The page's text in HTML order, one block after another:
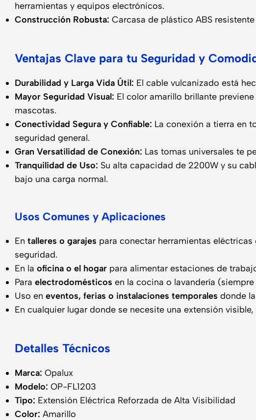
herramientas y equipos electrónicos.
Construcción Robusta: Carcasa de plástico ABS
Ventajas Clave para tu Seguridad y
Durabilidad y Larga Vida Útil: El cable vulcanizado está
Mayor Seguridad Visual: El color amarillo brillante
mascotas.
Conectividad Segura y Confiable: La conexión a tierra en
seguridad general.
Gran Versatilidad de Conexión: Las tomas universales te
Tranquilidad de Uso: Su alta capacidad de 2200W y su
bajo una carga normal.
Usos Comunes y Aplicaciones
En talleres o garajes para conectar herramientas
seguridad.
En la oficina o el hogar para alimentar estaciones de
Para electrodomésticos en la cocina o lavandería
Uso en eventos, ferias o instalaciones temporales donde
En cualquier lugar donde se necesite una extensión
Detalles Técnicos
Marca: Opalux
Modelo: OP-FL1203
Tipo: Extensión Eléctrica Reforzada de Alta Visibilidad
Color: Amarillo